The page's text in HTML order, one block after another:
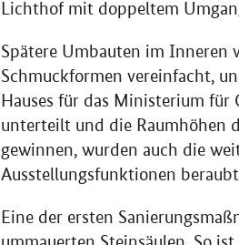
Lichthof mit doppeltem
Spätere Umbauten im Inneren
Schmuckformen vereinfacht,
Hauses für das Ministerium für
unterteilt und die Raumhöhen
gewinnen, wurden auch die
Ausstellungsfunktionen
Eine der ersten